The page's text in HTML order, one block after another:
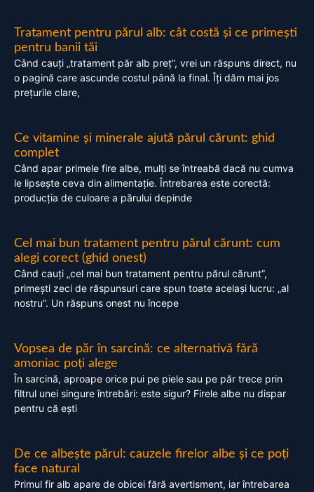
Tratament pentru părul alb: cât costă și ce primești
pentru banii tăi
Când cauți „tratament păr alb preț”, vrei un răspuns direct, nu
o pagină care ascunde costul până la final. Îți dăm mai jos
prețurile clare,
Ce vitamine și minerale ajută părul cărunt: ghid
complet
Când apar primele fire albe, mulți se întreabă dacă nu cumva
le lipsește ceva din alimentație. Întrebarea este corectă:
producția de culoare a părului depinde
Cel mai bun tratament pentru părul cărunt: cum
alegi corect (ghid onest)
Când cauți „cel mai bun tratament pentru părul cărunt”,
primești zeci de răspunsuri care spun toate același lucru: „al
nostru”. Un răspuns onest nu începe
Vopsea de păr în sarcină: ce alternativă fără
amoniac poți alege
În sarcină, aproape orice pui pe piele sau pe păr trece prin
filtrul unei singure întrebări: este sigur? Firele albe nu dispar
pentru că ești
De ce albește părul: cauzele firelor albe și ce poți
face natural
Primul fir alb apare de obicei fără avertisment, iar întrebarea